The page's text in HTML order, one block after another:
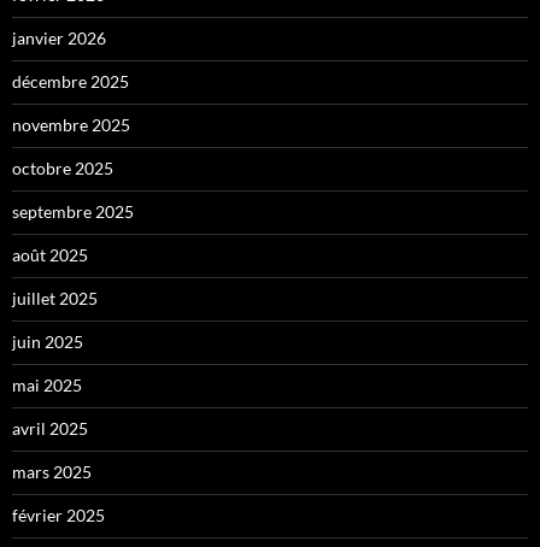
janvier 2026
décembre 2025
novembre 2025
octobre 2025
septembre 2025
août 2025
juillet 2025
juin 2025
mai 2025
avril 2025
mars 2025
février 2025